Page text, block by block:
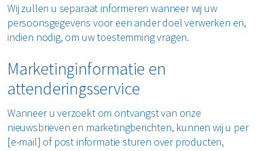
Wij zullen u separaat informeren wanneer wij uw
persoonsgegevens voor een ander doel verwerken en,
indien nodig, om uw toestemming vragen.
Marketinginformatie en
attenderingsservice
Wanneer u verzoekt om ontvangst van onze
nieuwsbrieven en marketingberichten, kunnen wij u per
[e-mail] of post informatie sturen over producten,